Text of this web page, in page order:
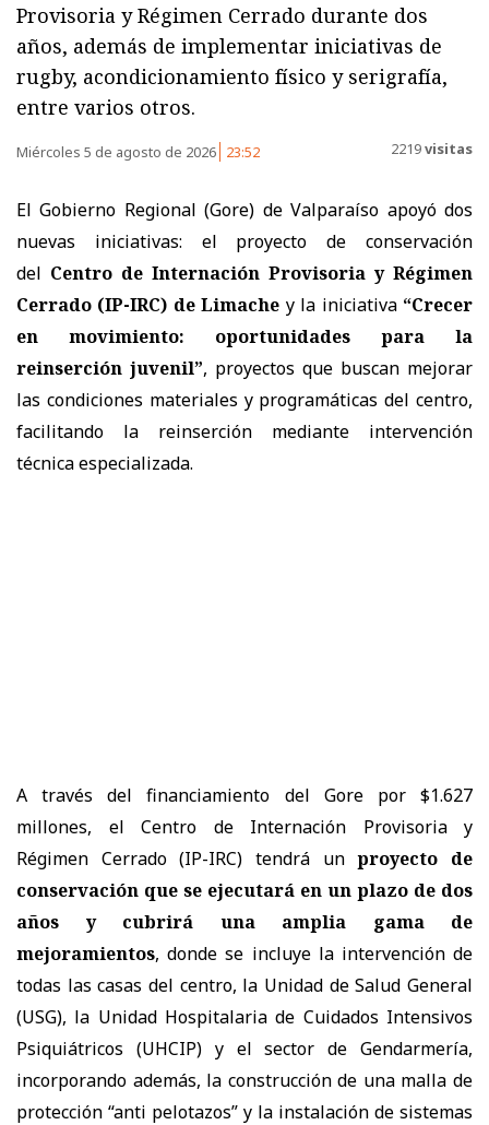
Provisoria y Régimen Cerrado durante dos
años, además de implementar iniciativas de
rugby, acondicionamiento físico y serigrafía,
entre varios otros.
Miércoles 5 de agosto de 2026 23:52 2219visitas
El Gobierno Regional (Gore) de Valparaíso apoyó dos
nuevas iniciativas: el proyecto de conservación
del Centro de Internación Provisoria y Régimen
Cerrado (IP-IRC) de Limache y la iniciativa “Crecer
en movimiento: oportunidades para la
reinserción juvenil”, proyectos que buscan mejorar
las condiciones materiales y programáticas del centro,
facilitando la reinserción mediante intervención
técnica especializada.
A través del financiamiento del Gore por $1.627
millones, el Centro de Internación Provisoria y
Régimen Cerrado (IP-IRC) tendrá un proyecto de
conservación que se ejecutará en un plazo de dos
años y cubrirá una amplia gama de
mejoramientos, donde se incluye la intervención de
todas las casas del centro, la Unidad de Salud General
(USG), la Unidad Hospitalaria de Cuidados Intensivos
Psiquiátricos (UHCIP) y el sector de Gendarmería,
incorporando además, la construcción de una malla de
protección “anti pelotazos” y la instalación de sistemas